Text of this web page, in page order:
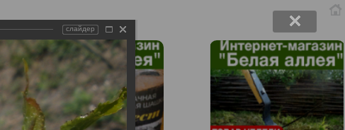
слайдер